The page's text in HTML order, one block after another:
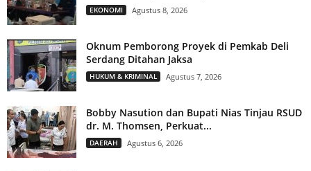
EKONOMI Agustus 8, 2026
Oknum Pemborong Proyek di Pemkab Deli
Serdang Ditahan Jaksa
HUKUM & KRIMINAL Agustus 7, 2026
Bobby Nasution dan Bupati Nias Tinjau RSUD
dr. M. Thomsen, Perkuat...
DAERAH Agustus 6, 2026